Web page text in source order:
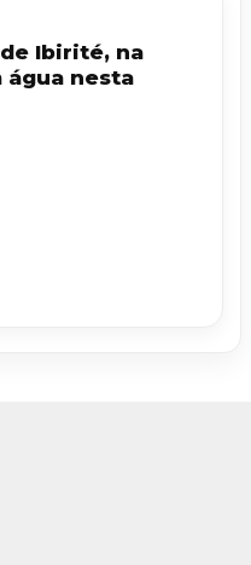
Ibirité, na
água nesta